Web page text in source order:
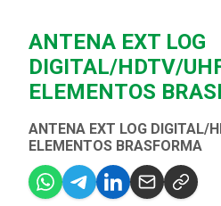
ANTENA EXT LOG
DIGITAL/HDTV/
ELEMENTOS
ANTENA EXT LOG DIGITAL/
ELEMENTOS BRASFORMA